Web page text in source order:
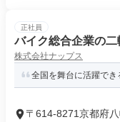
正社員
バイク総合企業の二
株式会社ナップス
全国を舞台に活躍で
〒614-8271京都府